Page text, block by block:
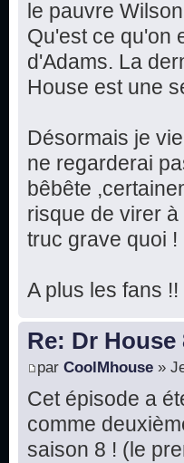
le pauvre
Qu'est ce qu'on
d'Adams. La
House est une
Désormais je
ne regarderai
bêbête
risque de virer
truc grave quoi !
A plus les fans !!
Re: Dr House
par CoolMhouse »
Cet épisode a
comme
saison 8 ! (le